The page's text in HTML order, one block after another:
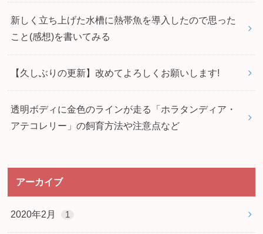
新しく立ち上げた水槽に熱帯魚を導入したので思った
こと(感想)を書いてみる
【久しぶりの更新】改めてよろしくお願いします!
透明ボディに金色のラインが走る「ホラタンディア・
アテコレリー」の飼育方法や注意点など
アーカイブ
2020年2月 1